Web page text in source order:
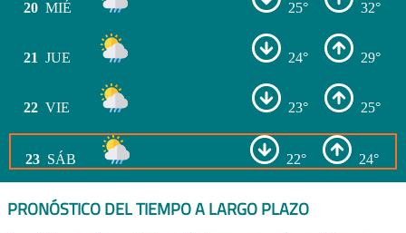
20 MIÉ 25° 32°
21 JUE 24° 29°
22 VIE 23° 25°
23 SÁB 22° 24°
PRONÓSTICO DEL TIEMPO A LARGO PLAZO